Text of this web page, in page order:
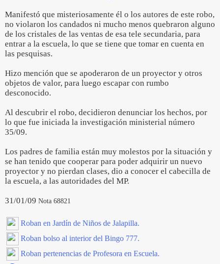
Manifestó que misteriosamente él o los autores de este robo,
no violaron los candados ni mucho menos quebraron alguno
de los cristales de las ventas de esa tele secundaria, para
entrar a la escuela, lo que se tiene que tomar en cuenta en
las pesquisas.
Hizo mención que se apoderaron de un proyector y otros
objetos de valor, para luego escapar con rumbo
desconocido.
Al descubrir el robo, decidieron denunciar los hechos, por
lo que fue iniciada la investigación ministerial número
35/09.
Los padres de familia están muy molestos por la situación y
se han tenido que cooperar para poder adquirir un nuevo
proyector y no pierdan clases, dio a conocer el cabecilla de
la escuela, a las autoridades del MP.
31/01/09 Nota 68821
Roban en Jardín de Niños de Jalapilla.
Roban bolso al interior del Bingo 777.
Roban pertenencias de Profesora en Escuela.